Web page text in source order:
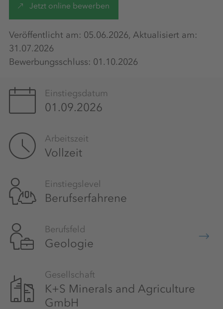
Jetzt online bewerben
Veröffentlicht am: 05.06.2026, Aktualisiert am:
31.07.2026
Bewerbungsschluss: 01.10.2026
Einstiegsdatum
01.09.2026
Arbeitszeit
Vollzeit
Einstiegslevel
Berufserfahrene
Berufsfeld
Geologie
Gesellschaft
K+S Minerals and Agriculture
GmbH